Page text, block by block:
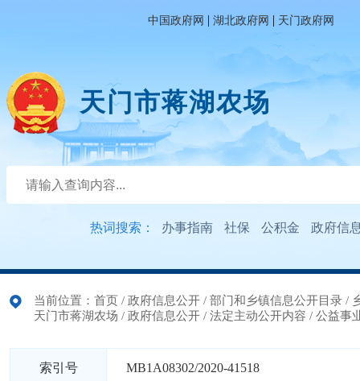
中国政府网 | 湖北政府网 | 天门政府网
天门市蒋湖农场
热词搜索： 办事指南 社保 公积金 政府信
当前位置： 首页 / 政府信息公开 / 部门和乡镇信息公开目录 /
天门市蒋湖农场 / 政府信息公开 / 法定主动公开内容 / 公益事
索引号 MB1A08302/2020-41518